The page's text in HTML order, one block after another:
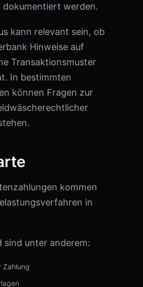
dokumentiert werden.
kann relevant sein, ob
Hinweise auf
Transaktionsmuster
In bestimmten
können Fragen zur
kommen
in
sind unter anderem:
Zahlung